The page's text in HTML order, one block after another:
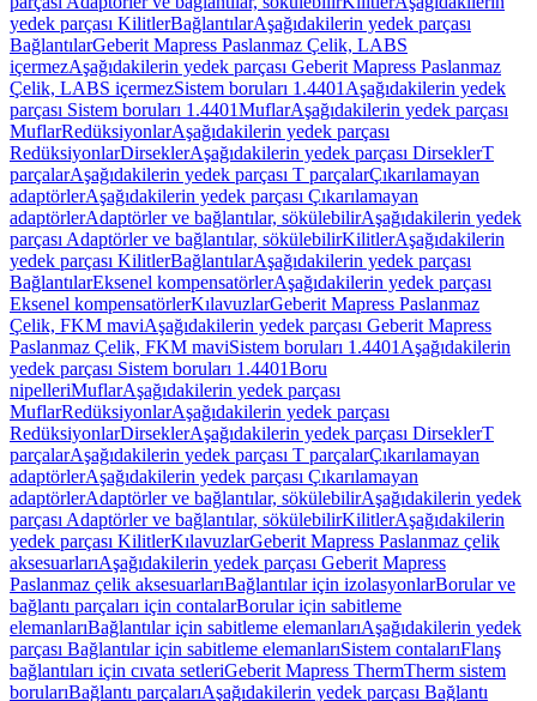
yedek parçası KilitlerBağlantılarAşağıdakilerin yedek parçası
BağlantılarGeberit Mapress Paslanmaz Çelik, LABS
içermezAşağıdakilerin yedek parçası Geberit Mapress Paslanmaz
Çelik, LABS içermezSistem boruları 1.4401 Aşağıdakilerin yedek
parçası Sistem boruları 1.4401MuflarAşağıdakilerin yedek parçası
MuflarRedüksiyonlarAşağıdakilerin yedek parçası
RedüksiyonlarDirseklerAşağıdakilerin yedek parçası DirseklerT
parçalarAşağıdakilerin yedek parçası T parçalarÇıkarılamayan
adaptörlerAşağıdakilerin yedek parçası Çıkarılamayan
adaptörlerAdaptörler ve bağlantılar, sökülebilirAşağıdakilerin yedek
parçası Adaptörler ve bağlantılar, sökülebilirKilitlerAşağıdakilerin
yedek parçası KilitlerBağlantılarAşağıdakilerin yedek parçası
BağlantılarEksenel kompensatörlerAşağıdakilerin yedek parçası
Eksenel kompensatörlerKılavuzlarGeberit Mapress Paslanmaz
Çelik, FKM maviAşağıdakilerin yedek parçası Geberit Mapress
Paslanmaz Çelik, FKM maviSistem boruları 1.4401 Aşağıdakilerin
yedek parçası Sistem boruları 1.4401Boru
nipelleriMuflarAşağıdakilerin yedek parçası
MuflarRedüksiyonlarAşağıdakilerin yedek parçası
RedüksiyonlarDirseklerAşağıdakilerin yedek parçası DirseklerT
parçalarAşağıdakilerin yedek parçası T parçalarÇıkarılamayan
adaptörlerAşağıdakilerin yedek parçası Çıkarılamayan
adaptörlerAdaptörler ve bağlantılar, sökülebilirAşağıdakilerin yedek
parçası Adaptörler ve bağlantılar, sökülebilirKilitlerAşağıdakilerin
yedek parçası KilitlerKılavuzlarGeberit Mapress Paslanmaz çelik
aksesuarlarıAşağıdakilerin yedek parçası Geberit Mapress
Paslanmaz çelik aksesuarlarıBağlantılar için izolasyonlarBorular ve
bağlantı parçaları için contalarBorular için sabitleme
elemanlarıBağlantılar için sabitleme elemanlarıAşağıdakilerin yedek
parçası Bağlantılar için sabitleme elemanlarıSistem contalarıFlanş
bağlantıları için cıvata setleriGeberit Mapress ThermTherm sistem
borularıBağlantı parçalarıAşağıdakilerin yedek parçası Bağlantı